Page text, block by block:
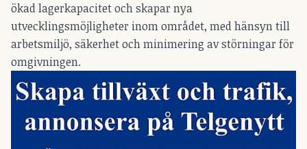
ökad lagerkapacitet och skapar nya
utvecklingsmöjligheter inom området, med hänsyn till
arbetsmiljö, säkerhet och minimering av störningar för
omgivningen.